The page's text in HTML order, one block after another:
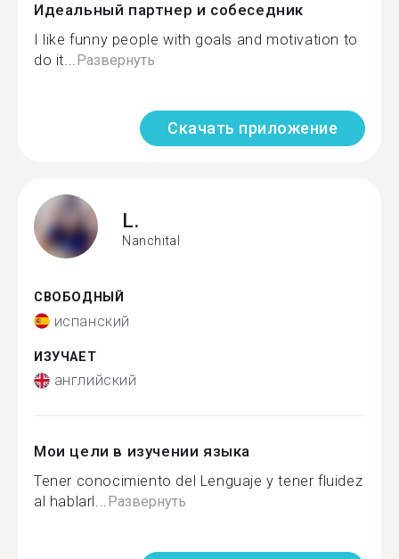
Идеальный партнер и собеседник
I like funny people with goals and motivation to
do it...Развернуть
Скачать приложение
L.
Nanchital
СВОБОДНЫЙ
испанский
ИЗУЧАЕТ
английский
Мои цели в изучении языка
Tener conocimiento del Lenguaje y tener fluidez
al hablarl...Развернуть